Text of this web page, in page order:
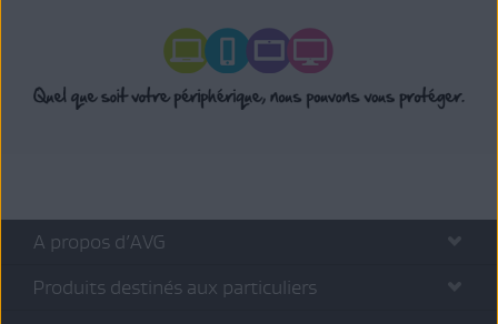
A propos d’AVG
Produits destinés aux particuliers